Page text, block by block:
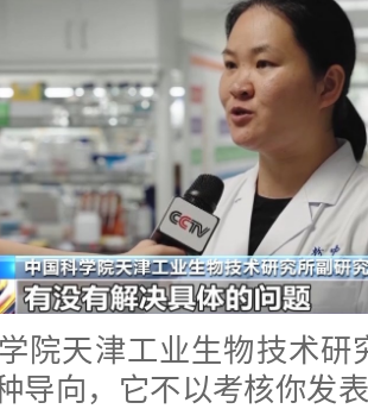
天津工业生物技术研
导向，它不以考核你发